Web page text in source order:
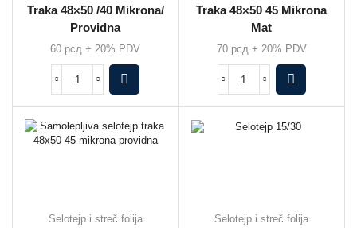
Traka 48×50 /40 Mikrona/
Providna
60 рсд + 20% PDV
Traka 48×50 45 Mikrona
Mat
70 рсд+ 20% PDV
Selotejp i streč folija Selotejp i streč folija